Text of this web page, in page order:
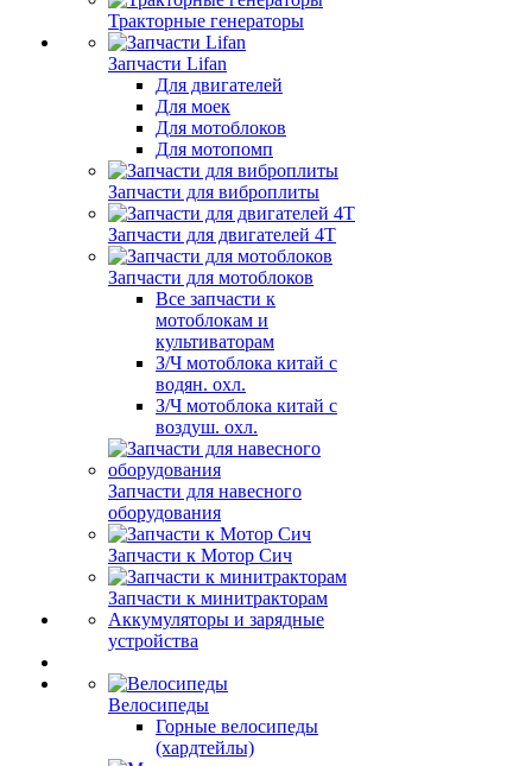
Тракторные генераторы
Запчасти Lifan
Для двигателей
Для моек
Для мотоблоков
Для мотопомп
Запчасти для виброплиты
Запчасти для двигателей 4Т
Запчасти для мотоблоков
Все запчасти к
мотоблокам и
культиваторам
З/Ч мотоблока китай с
водян. охл.
З/Ч мотоблока китай с
воздуш. охл.
Запчасти для навесного
оборудования
Запчасти к Мотор Сич
Запчасти к минитракторам
Аккумуляторы и зарядные
устройства
Велосипеды
Горные велосипеды
(хардтейлы)